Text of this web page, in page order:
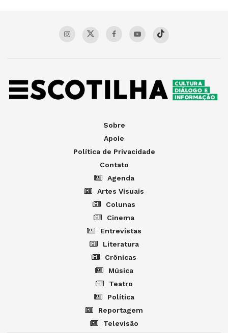
Sobre
Apoie
Política de Privacidade
Contato
Agenda
Artes Visuais
Colunas
Cinema
Entrevistas
Literatura
Crônicas
Música
Teatro
Política
Reportagem
Televisão